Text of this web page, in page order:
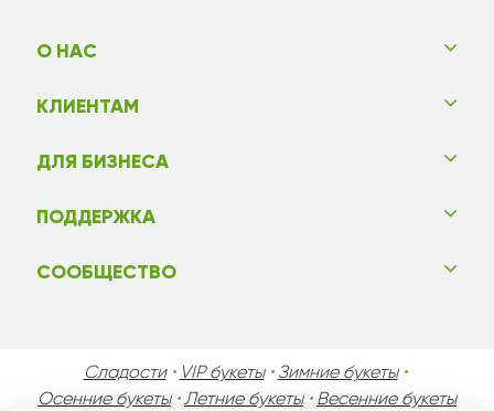
О НАС
КЛИЕНТАМ
ДЛЯ БИЗНЕСА
ПОДДЕРЖКА
СООБЩЕСТВО
Сладости• VIP букеты• Зимние букеты•
Осенние букеты•Летние букеты• Весенние букеты